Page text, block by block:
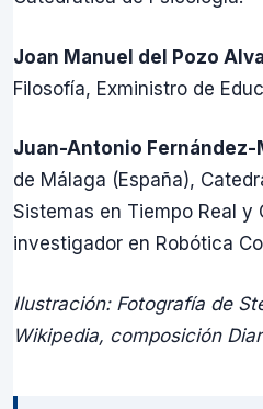
Joan Manuel del Pozo
Filosofía, Exministro de
Juan-Antonio Fernández-
de Málaga (España),
Sistemas en Tiempo Real y
investigador en Robótica
Ilustración: Fotografía de
Wikipedia, composición